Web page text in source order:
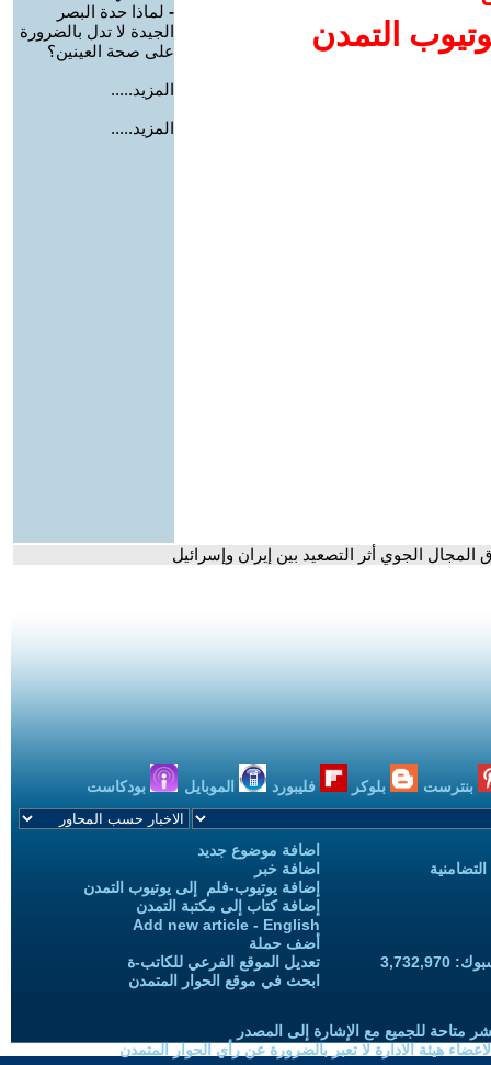
التمدن
- لماذا حدة البصر
الجيدة لا تدل بالضرورة
على صحة العينين؟
المزيد.....
المزيد.....
الجوي أثر التصعيد بين إيران وإسرائيل
بنترست بلوكر فليبورد الموبايل بودكاست
اضافة موضوع جديد
اضافة خبر
إضافة يوتيوب-فلم إلى يوتيوب التمدن
إضافة كتاب إلى مكتبة التمدن
Add new article - English
أضف حملة
تعديل الموقع الفرعي للكاتب-ة
ابحث في موقع الحوار المتمدن
متاحة للجميع مع الإشارة إلى المصدر
هيئة الادارة لا تعبر بالضرورة عن رأي الحوار المتمدن